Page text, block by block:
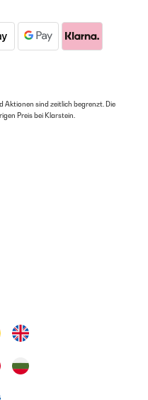
Aktionen sind zeitlich begrenzt. Die
Preis bei Klarstein.